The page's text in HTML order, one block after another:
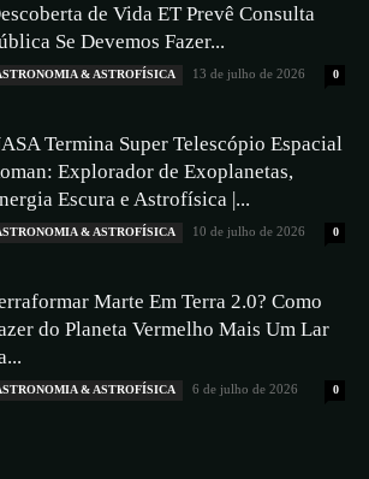
de Vida ET Prevê Consulta
Se Devemos Fazer...
& ASTROFÍSICA 13 de julho de 2026 0
Termina Super Telescópio Espacial
Explorador de Exoplanetas,
Escura e Astrofísica |...
& ASTROFÍSICA 10 de julho de 2026 0
Marte Em Terra 2.0? Como
do Planeta Vermelho Mais Um Lar
& ASTROFÍSICA 6 de julho de 2026 0